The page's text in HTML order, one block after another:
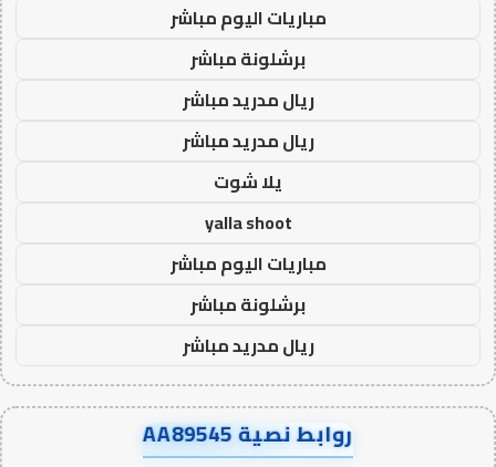
مباريات اليوم مباشر
برشلونة مباشر
ريال مدريد مباشر
ريال مدريد مباشر
يلا شوت
yalla shoot
مباريات اليوم مباشر
برشلونة مباشر
ريال مدريد مباشر
روابط نصية AA89545